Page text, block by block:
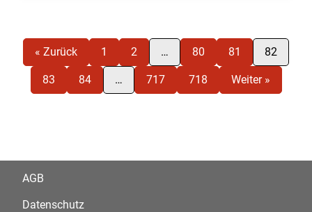
« Zurück 1 2 … 80 81 82
83 84 … 717 718 Weiter »
AGB
Datenschutz